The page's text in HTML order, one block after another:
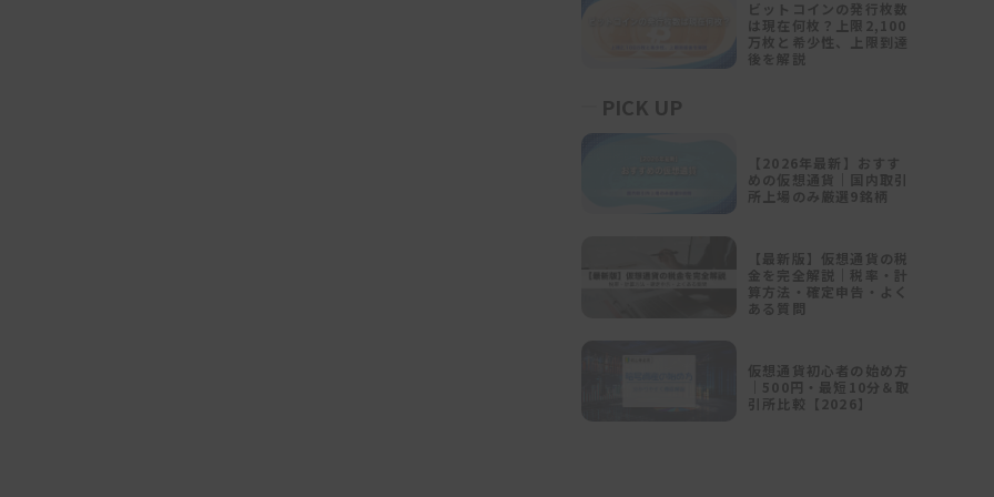
ビットコインの発行枚数
は現在何枚？上限2,100
万枚と希少性、上限到達
後を解説
PICK UP
【2026年最新】おすす
めの仮想通貨｜国内取引
所上場のみ厳選9銘柄
【最新版】仮想通貨の税
金を完全解説｜税率・計
算方法・確定申告・よく
ある質問
仮想通貨初心者の始め方
｜500円・最短10分＆取
引所比較【2026】